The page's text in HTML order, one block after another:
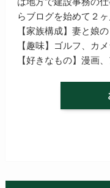
らブログを始めて２
【家族構成】妻と娘
【趣味】ゴルフ、カ
【好きなもの】漫画